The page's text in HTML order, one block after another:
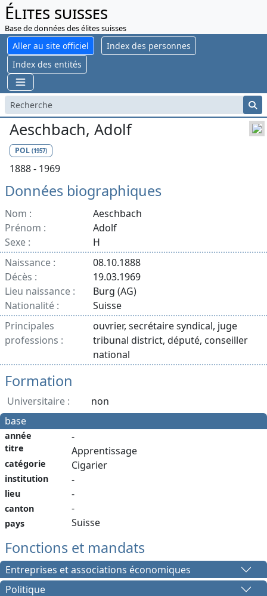
Élites suisses
Base de données des élites suisses
Aller au site officiel
Index des personnes
Index des entités
Aeschbach, Adolf
POL (1957)
1888 - 1969
Données biographiques
Nom :
Aeschbach
Prénom :
Adolf
Sexe :
H
Naissance :
08.10.1888
Décès :
19.03.1969
Lieu naissance :
Burg (AG)
Nationalité :
Suisse
Principales
professions :
ouvrier, secrétaire syndical, juge
tribunal district, député, conseiller
national
Formation
Universitaire :
non
base
année
titre
catégorie
institution
lieu
canton
pays
-
Apprentissage
Cigarier
-
-
-
Suisse
Fonctions et mandats
Entreprises et associations économiques
Politique